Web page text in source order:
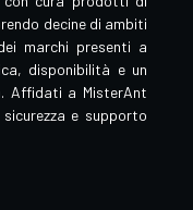
decine di ambiti
marchi presenti a
disponibilità e un
Affidati a MisterAnt
e supporto